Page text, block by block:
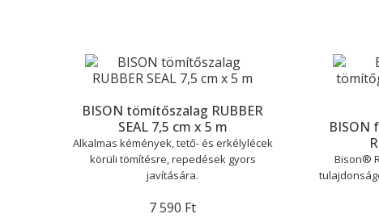
BISON tömítőszalag RUBBER
SEAL 7,5 cm x 5 m
Alkalmas kémények, tető- és erkélylécek
körüli tömítésre, repedések gyors
javítására.
7 590 Ft
BISON
Bison®